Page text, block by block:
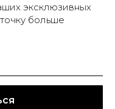
эксклюзивных
больше